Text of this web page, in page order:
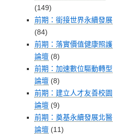
(149)
前期：銜接世界永續發展
(84)
前期：落實價值健康照護
論壇 (8)
前期：加速數位驅動轉型
論壇 (8)
前期：建立人才友善校園
論壇 (9)
前期：奠基永續發展北醫
論壇 (11)